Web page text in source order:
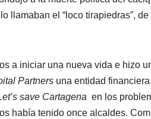
llamaban el “loco tirapiedras”,
a iniciar una nueva vida e hizo
Partners una entidad
save Cartagena en los
había tenido once alcaldes.